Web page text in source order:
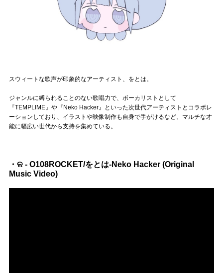
muevoクラウドファンディング
ぶいコミュ！by muevo
ぶいマガ！ by muevo
Follow us
スウィートな歌声が印象的なアーティスト、をとは。
ジャンルに縛られることのない歌唱力で、ボーカリストとして
『TEMPLIME』や『Neko Hacker』といった次世代アーティストとコラボレ
ーションしており、イラストや映像制作も自身で手がけるなど、マルチな才
能に幅広い世代から支持を集めている。
・ଳ - O108ROCKET/をとは-Neko Hacker (Original
Music Video)